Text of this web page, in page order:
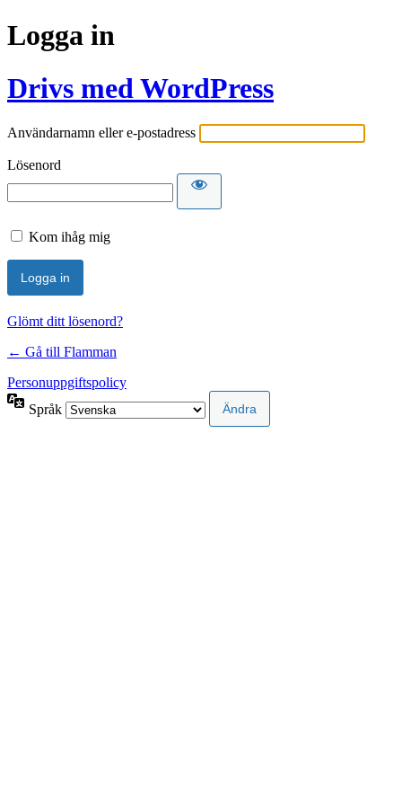
Logga in
Drivs med WordPress
Användarnamn eller e-postadress
Lösenord
Kom ihåg mig
Glömt ditt lösenord?
← Gå till Flamman
Personuppgiftspolicy
Språk